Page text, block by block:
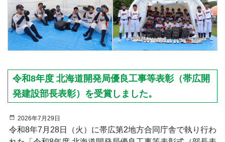
令和8年度 北海道開発局優良工事等表彰（帯広開
発建設部長表彰）を受賞しました。
2026年7月29日
令和8年7月28日（火）に帯広第2地方合同庁舎で執り行わ